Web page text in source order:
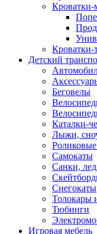
Кроватки-
Кроватки-
Детский
Беговелы
Каталки-
Лыжи,
Самокаты
Санки,
Снегокаты
Толокары
Тюбинги
Игровая мебель